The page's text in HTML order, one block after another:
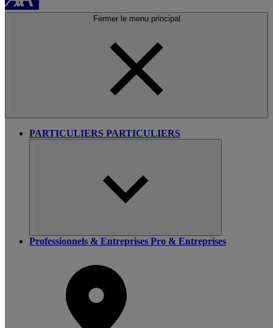
Fermer le menu principal
PARTICULIERS PARTICULIERS
Professionnels & Entreprises Pro & Entreprises